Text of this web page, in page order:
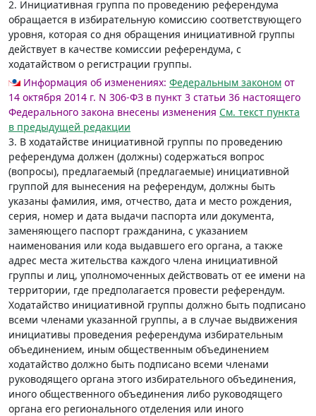
2. Инициативная группа по проведению референдума
обращается в избирательную комиссию соответствующего
уровня, которая со дня обращения инициативной группы
действует в качестве комиссии референдума, с
ходатайством о регистрации группы.
Информация об изменениях: Федеральным законом от
14 октября 2014 г. N 306-ФЗ в пункт 3 статьи 36 настоящего
Федерального закона внесены изменения См. текст пункта
в предыдущей редакции
3. В ходатайстве инициативной группы по проведению
референдума должен (должны) содержаться вопрос
(вопросы), предлагаемый (предлагаемые) инициативной
группой для вынесения на референдум, должны быть
указаны фамилия, имя, отчество, дата и место рождения,
серия, номер и дата выдачи паспорта или документа,
заменяющего паспорт гражданина, с указанием
наименования или кода выдавшего его органа, а также
адрес места жительства каждого члена инициативной
группы и лиц, уполномоченных действовать от ее имени на
территории, где предполагается провести референдум.
Ходатайство инициативной группы должно быть подписано
всеми членами указанной группы, а в случае выдвижения
инициативы проведения референдума избирательным
объединением, иным общественным объединением
ходатайство должно быть подписано всеми членами
руководящего органа этого избирательного объединения,
иного общественного объединения либо руководящего
органа его регионального отделения или иного